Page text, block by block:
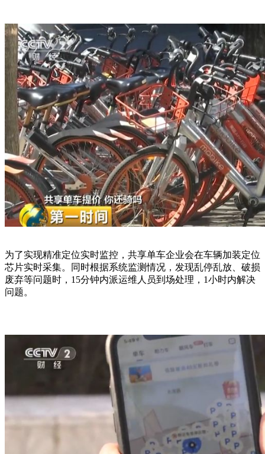
为了实现精准定位实时监控，共享单车企业会在车辆加装定位
芯片实时采集。同时根据系统监测情况，发现乱停乱放、破损
废弃等问题时，15分钟内派运维人员到场处理，1小时内解决
问题。